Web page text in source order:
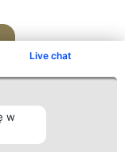
Live chat
w